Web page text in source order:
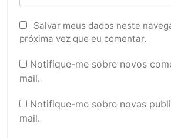
Salvar meus dados neste
próxima vez que eu comentar.
Notifique-me sobre novos
mail.
Notifique-me sobre novas
mail.